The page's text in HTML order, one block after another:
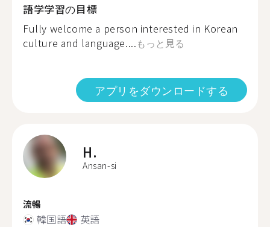
語学学習の目標
Fully welcome a person interested in Korean
culture and language....もっと見る
アプリをダウンロードする
H.
Ansan-si
流暢
韓国語 英語